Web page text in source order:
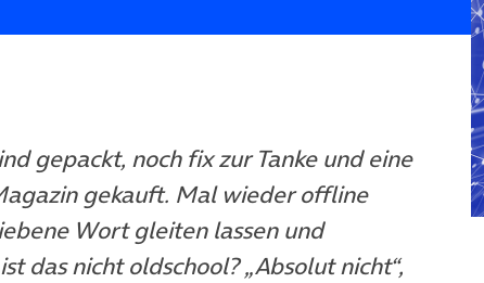
gepackt, noch fix zur Tanke und eine
gekauft. Mal wieder offline
Wort gleiten lassen und
das nicht oldschool? „Absolut nicht“,